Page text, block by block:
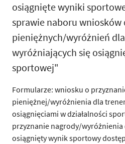
osiągnięte wyniki
sprawie naboru wniosków
pieniężnych/wyróżnień
wyróżniających się
sportowej"
Formularze: wniosku o
pieniężnej/wyróżnienia dla
osiągnięciami w działalności
przyznanie nagrody/wyróżnienia
osiągnięty wynik sportowy